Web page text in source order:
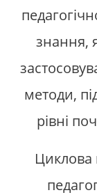
знання,
методи,
рівні
Циклова